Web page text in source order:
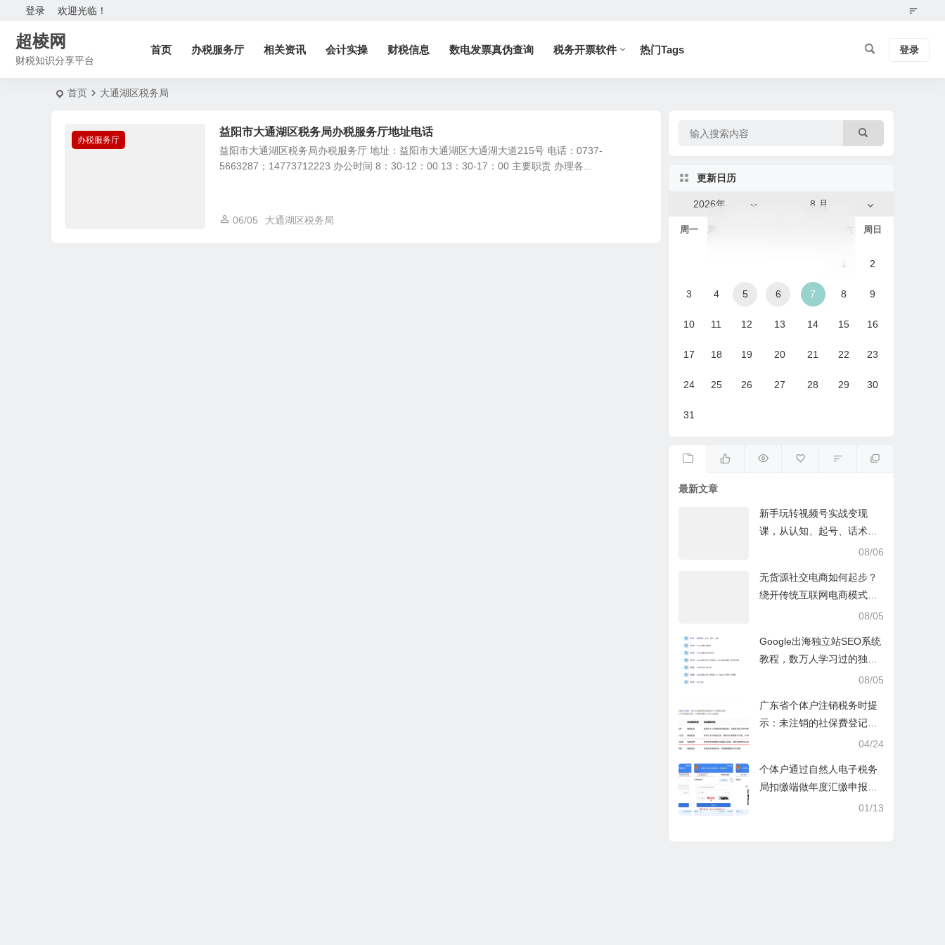
欢迎光临！
登录
超棱网
财税知识分享平台
首页 办税服务厅 相关资讯 会计实操 财税信息 数电发票真伪查询 税务开票软件 热门Tags 登录
首页 大通湖区税务局
办税服务厅
益阳市大通湖区税务局办税服务厅地址电话
益阳市大通湖区税务局办税服务厅 地址：益阳市大通湖区大通湖大道215号 电话：0737-
5663287；14773712223 办公时间 8：30-12：00 13：30-17：00 主要职责 办理各...
06/05 大通湖区税务局
更新日历
8 月
2026年
周一 周二 周六 周日
1 2
3 4 5 6 7 8 9
10 11 12 13 14 15 16
17 18 19 20 21 22 23
24 25 26 27 28 29 30
31
最新文章
新手玩转视频号实战变现
课，从认知、起号、话术、
选品、开播到投放的全链路
08/06
无货源社交电商如何起步？
绕开传统互联网电商模式撒
豆成兵，实现跨平台交易实
08/05
Google出海独立站SEO系统
教程，数万人学习过的独立
08/05
广东省个体户注销税务时提
示：未注销的社保费登记信
04/24
个体户通过自然人电子税务
局扣缴端做年度汇缴申报税
时显示要交税，不是可以免
01/13